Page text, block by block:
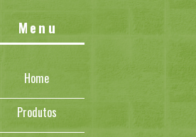
Menu
Home
Produtos